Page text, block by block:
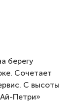
берегу
Сочетает
С высоты
Петри»